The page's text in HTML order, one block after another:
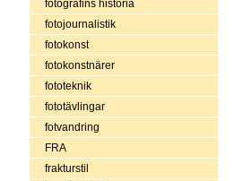
fotografins historia
fotojournalistik
fotokonst
fotokonstnärer
fototeknik
fototävlingar
fotvandring
FRA
frakturstil